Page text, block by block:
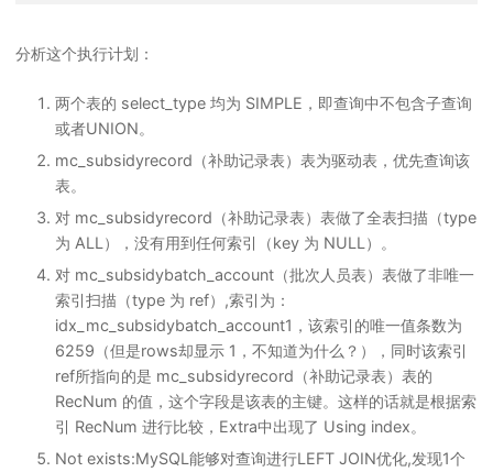
分析这个执行计划：
两个表的 select_type 均为 SIMPLE，即查询中不包含子查询
或者UNION。
mc_subsidyrecord（补助记录表）表为驱动表，优先查询该
表。
对 mc_subsidyrecord（补助记录表）表做了全表扫描（type
为 ALL），没有用到任何索引（key 为 NULL）。
对 mc_subsidybatch_account（批次人员表）表做了非唯一
索引扫描（type 为 ref）,索引为：
idx_mc_subsidybatch_account1，该索引的唯一值条数为
6259（但是rows却显示 1，不知道为什么？），同时该索引
ref所指向的是 mc_subsidyrecord（补助记录表）表的
RecNum 的值，这个字段是该表的主键。这样的话就是根据索
引 RecNum 进行比较，Extra中出现了 Using index。
Not exists:MySQL能够对查询进行LEFT JOIN优化,发现1个